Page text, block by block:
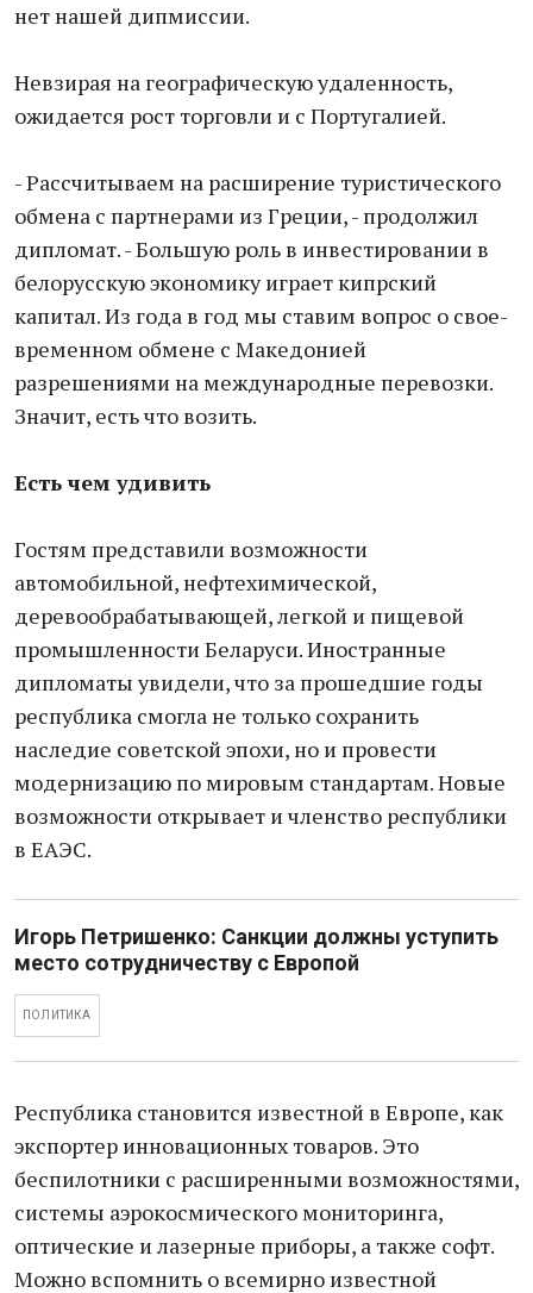
нет нашей дипмиссии.
Невзирая на географическую удаленность,
ожидается рост торговли и с Португалией.
- Рассчитываем на расширение туристического
обмена с партнерами из Греции, - продолжил
дипломат. - Большую роль в инвестировании в
белорусскую экономику играет кипрский
капитал. Из года в год мы ставим вопрос о свое-
временном обмене с Македонией
разрешениями на международные перевозки.
Значит, есть что возить.
Есть чем удивить
Гостям представили возможности
автомобильной, нефтехимической,
деревообрабатывающей, легкой и пищевой
промышленности Беларуси. Иностранные
дипломаты увидели, что за прошедшие годы
республика смогла не только сохранить
наследие советской эпохи, но и провести
модернизацию по мировым стандартам. Новые
возможности открывает и членство республики
в ЕАЭС.
Игорь Петришенко: ​​Санкции должны уступить
место сотрудничеству с Европой
ПОЛИТИКА
Республика становится известной в Европе, как
экспортер инновационных товаров. Это
беспилотники с расширенными возможностями,
системы аэрокосмического мониторинга,
оптические и лазерные приборы, а также софт.
Можно вспомнить о всемирно известной